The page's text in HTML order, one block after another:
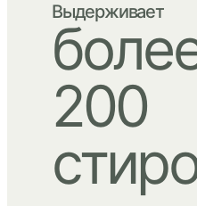
Выдерживает
200